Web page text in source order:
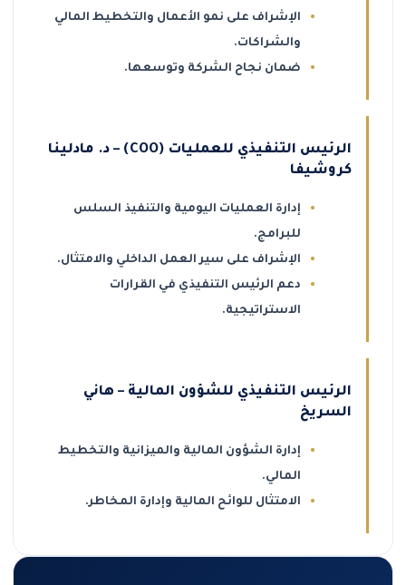
الإشراف على نمو الأعمال والتخطيط المالي
والشراكات.
ضمان نجاح الشركة وتوسعها.
الرئيس التنفيذي للعمليات (COO) – د. مادلينا
كروشيفا
إدارة العمليات اليومية والتنفيذ السلس
للبرامج.
الإشراف على سير العمل الداخلي والامتثال.
دعم الرئيس التنفيذي في القرارات
الاستراتيجية.
الرئيس التنفيذي للشؤون المالية – هاني
السريخ
إدارة الشؤون المالية والميزانية والتخطيط
المالي.
الامتثال للوائح المالية وإدارة المخاطر.